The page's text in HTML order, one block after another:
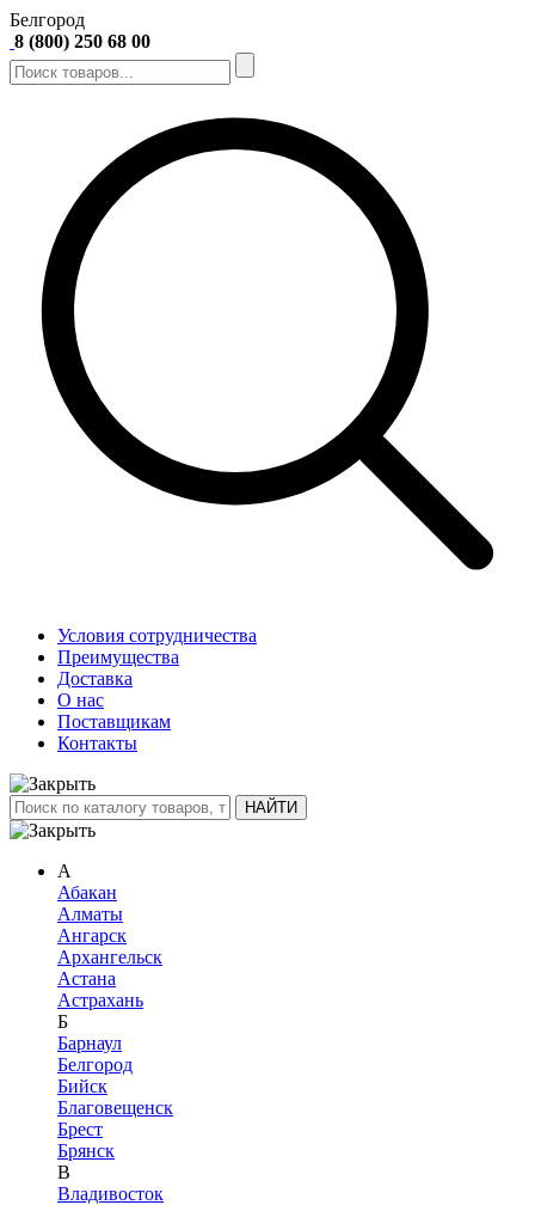
Белгород
8 (800) 250 68 00
Условия сотрудничества
Преимущества
Доставка
О нас
Поставщикам
Контакты
А
Абакан
Алматы
Ангарск
Архангельск
Астана
Астрахань
Б
Барнаул
Белгород
Бийск
Благовещенск
Брест
Брянск
В
Владивосток